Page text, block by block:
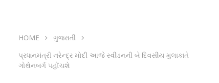
HOME
ગુજરાતી
પ્રધાનમંત્રી નરેન્દ્ર મોદી આજે સ્વીડનની બે દિવસીય મુલાકાતે
ગોથેનબર્ગ પહોંચશે